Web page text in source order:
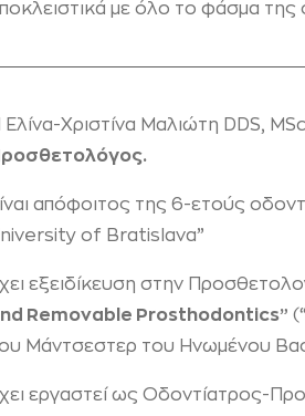
με όλο το φάσμα της
Ελίνα-Χριστίνα Μαλιώτη DDS, MSc
απόφοιτος της 6-ετούς
of Bratislava”
εξειδίκευση στην
Removable Prosthodontics”
Μάντσεστερ του Ηνωμένου
εργαστεί ως Οδοντίατρος-